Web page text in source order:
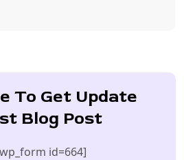
To Get Update
Blog Post
id=664]